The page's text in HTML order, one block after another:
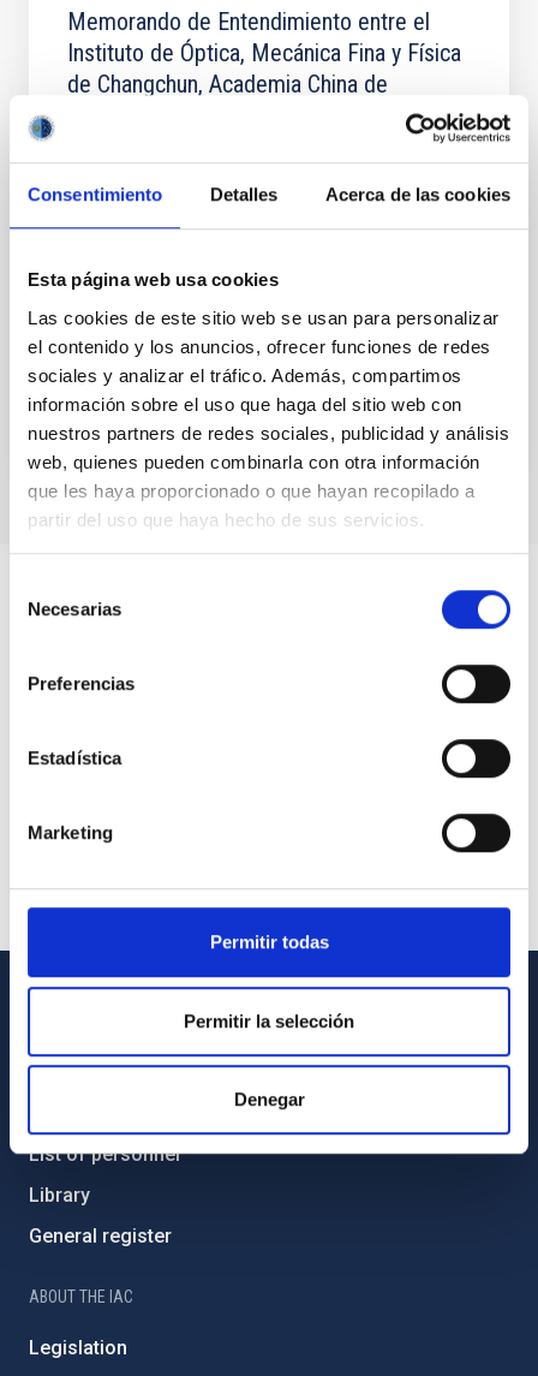
Consentimiento Detalles Acerca de las cookies
Esta página web usa cookies
Las cookies de este sitio web se usan para personalizar
el contenido y los anuncios, ofrecer funciones de redes
sociales y analizar el tráfico. Además, compartimos
información sobre el uso que haga del sitio web con
nuestros partners de redes sociales, publicidad y análisis
web, quienes pueden combinarla con otra información
que les haya proporcionado o que hayan recopilado a
partir del uso que haya hecho de sus servicios.
Necesarias
Preferencias
Estadística
Marketing
Permitir todas
Permitir la selección
Denegar
Memorando de Entendimiento entre el
Instituto de Óptica, Mecánica Fina y Física
de Changchun, Academia China de
Ciencias y el Instituto de Astrofísica de
proyecto ExoLife Finder
el IAC para el desarrollo conjunto de investigación
la...
GENERAL INFORMATION
Contact
List of personnel
Library
General register
ABOUT THE IAC
Legislation